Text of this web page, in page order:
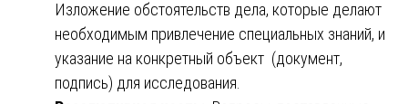
Изложение обстоятельств дела, которые делают
необходимым привлечение специальных знаний, и
указание на конкретный объект (документ,
подпись) для исследования.